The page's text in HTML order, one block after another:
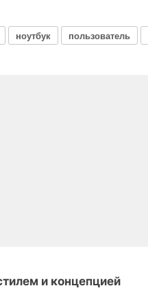
ноутбук пользователь
и концепцией